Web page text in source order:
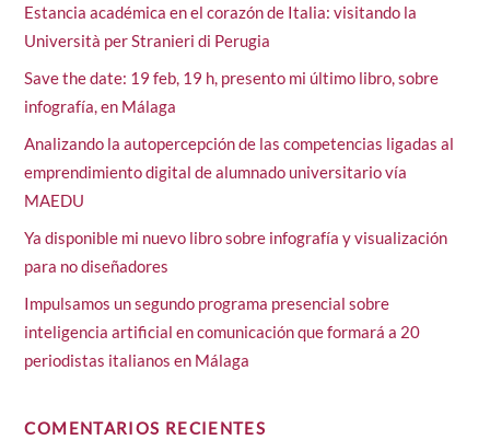
Estancia académica en el corazón de Italia: visitando la
Università per Stranieri di Perugia
Save the date: 19 feb, 19 h, presento mi último libro, sobre
infografía, en Málaga
Analizando la autopercepción de las competencias ligadas al
emprendimiento digital de alumnado universitario vía
MAEDU
Ya disponible mi nuevo libro sobre infografía y visualización
para no diseñadores
Impulsamos un segundo programa presencial sobre
inteligencia artificial en comunicación que formará a 20
periodistas italianos en Málaga
COMENTARIOS RECIENTES